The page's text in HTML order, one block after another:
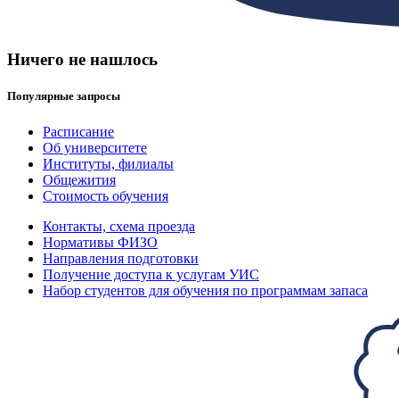
Ничего не нашлось
Популярные запросы
Расписание
Об университете
Институты, филиалы
Общежития
Стоимость обучения
Контакты, схема проезда
Нормативы ФИЗО
Направления подготовки
Получение доступа к услугам УИС
Набор студентов для обучения по программам запаса